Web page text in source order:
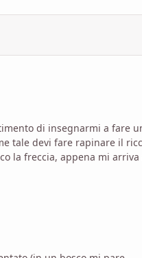
di insegnarmi a fare
tale devi fare rapinare il
la freccia, appena mi